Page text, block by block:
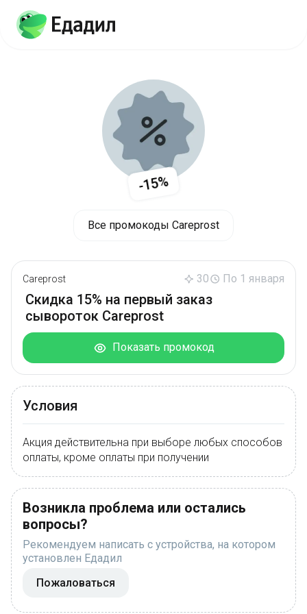
-15%
Все промокоды Careprost
Careprost 30 По 1 января
Скидка 15% на первый заказ
сывороток Careprost
Показать промокод
Условия
Акция действительна при выборе любых способов
оплаты, кроме оплаты при получении
Возникла проблема или остались
вопросы?
Рекомендуем написать с устройства, на котором
установлен Едадил
Пожаловаться